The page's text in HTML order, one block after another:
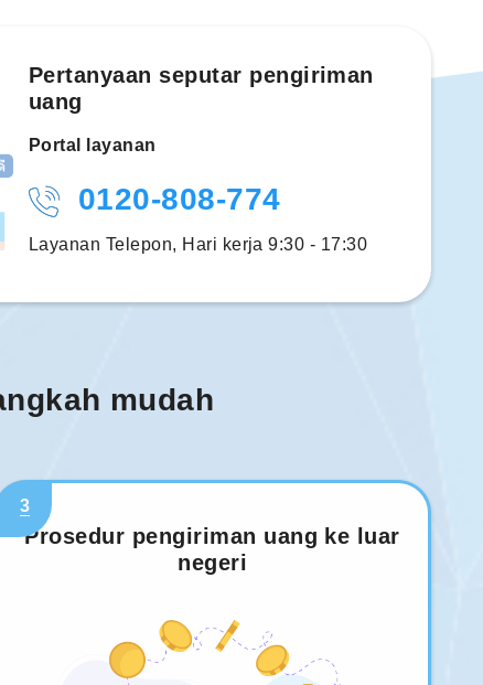
Pertanyaan seputar pengiriman
uang
Portal layanan
0120-808-774
Layanan Telepon, Hari kerja 9:30 - 17:30
mudah
3
Prosedur pengiriman uang ke luar
negeri